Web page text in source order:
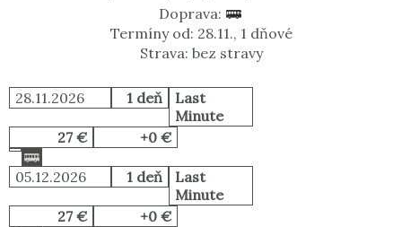
Doprava:
Termíny od: 28.11., 1 dňové
Strava: bez stravy
28.11.2026 1 deň
Last
Minute
27 €
+0 €
05.12.2026 1 deň
Last
Minute
27 €
+0 €